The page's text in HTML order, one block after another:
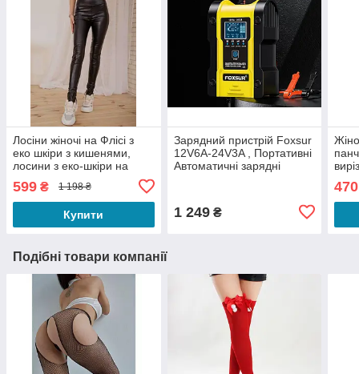
Лосіни жіночі на Флісі з
еко шкіри з кишенями,
лосини з еко-шкіри на
шкіра
599 ₴ 1 198 ₴
Купити
Зарядний пристрій Foxsur
12V6A-24V3A , Портативні
Автоматичні зарядні
1 249₴
470
Подібні товари компанії